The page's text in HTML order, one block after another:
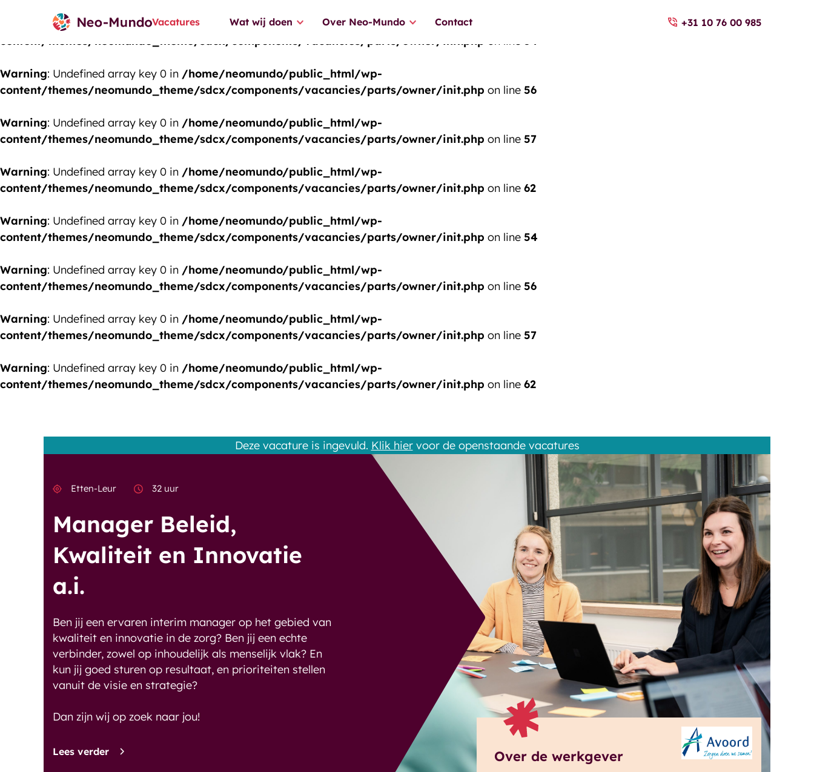
: Undefined array key 0 in/home/neomundo/public_html/wp-
content/themes/neomundo_theme/sdcx/components/vacancies/parts/owner/init.php on line 54
Warning: Undefined array key 0 in /home/neomundo/public_html/wp-
content/themes/neomundo_theme/sdcx/components/vacancies/parts/owner/init.php on line 56
Warning: Undefined array key 0 in /home/neomundo/public_html/wp-
content/themes/neomundo_theme/sdcx/components/vacancies/parts/owner/init.php on line 57
Warning: Undefined array key 0 in /home/neomundo/public_html/wp-
content/themes/neomundo_theme/sdcx/components/vacancies/parts/owner/init.php on line 62
Warning: Undefined array key 0 in /home/neomundo/public_html/wp-
content/themes/neomundo_theme/sdcx/components/vacancies/parts/owner/init.php on line 54
Warning: Undefined array key 0 in /home/neomundo/public_html/wp-
content/themes/neomundo_theme/sdcx/components/vacancies/parts/owner/init.php on line 56
Warning: Undefined array key 0 in /home/neomundo/public_html/wp-
content/themes/neomundo_theme/sdcx/components/vacancies/parts/owner/init.php on line 57
Warning: Undefined array key 0 in /home/neomundo/public_html/wp-
content/themes/neomundo_theme/sdcx/components/vacancies/parts/owner/init.php on line 62
Vacatures Wat wij doen Over Neo-Mundo Contact +31 10 76 00 985
Deze vacature is ingevuld. Klik hiervoor de openstaande vacatures
Etten-Leur 32 uur
Manager Beleid,
Kwaliteit en Innovatie
a.i.
Ben jij een ervaren interim manager op het gebied van
kwaliteit en innovatie in de zorg? Ben jij een echte
verbinder, zowel op inhoudelijk als menselijk vlak? En
kun jij goed sturen op resultaat, en prioriteiten stellen
vanuit de visie en strategie?
Dan zijn wij op zoek naar jou!
Lees verder Over de werkgever